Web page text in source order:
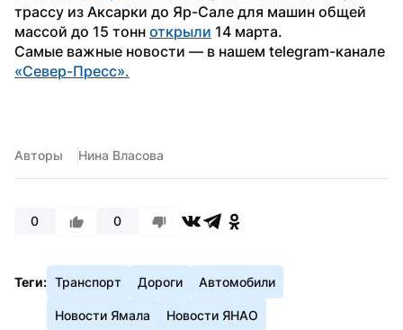
трассу из Аксарки до Яр-Сале для машин общей
массой до 15 тонн открыли 14 марта.
«Север-Пресс».
Авторы Нина Власова
0 0
Теги: Транспорт Дороги Автомобили
Новости Ямала Новости ЯНАО